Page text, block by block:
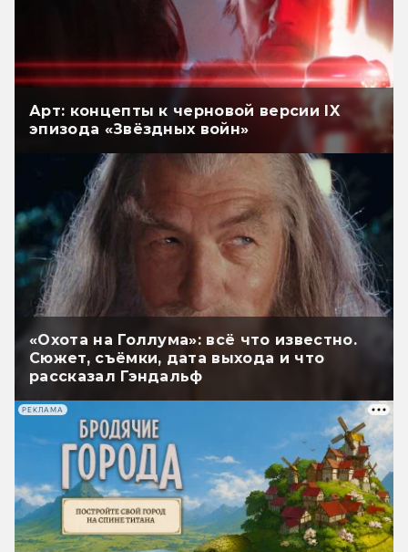
Арт: концепты к черновой версии IX
эпизода «Звёздных войн»
«Охота на Голлума»: всё что известно.
Сюжет, съёмки, дата выхода и что
рассказал Гэндальф
РЕКЛАМА